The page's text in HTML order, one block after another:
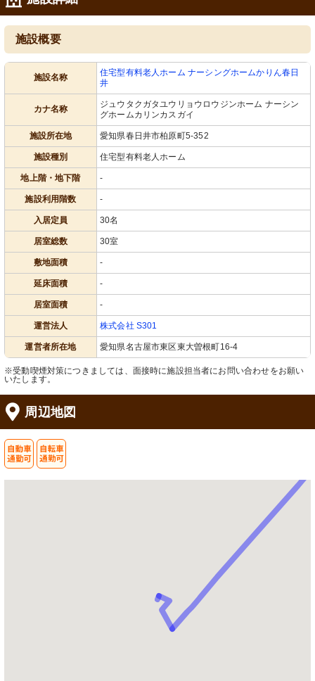
施設概要
施設名称
住宅型有料老人ホーム ナーシングホームかりん春日
井
カナ名称
ジュウタクガタユウリョウロウジンホーム ナーシン
グホームカリンカスガイ
施設所在地 愛知県春日井市柏原町5-352
施設種別 住宅型有料老人ホーム
地上階・地下階 -
施設利用階数 -
入居定員 30名
居室総数 30室
敷地面積 -
延床面積 -
居室面積 -
運営法人 株式会社 S301
運営者所在地 愛知県名古屋市東区東大曽根町16-4
※受動喫煙対策につきましては、面接時に施設担当者にお問い合わせをお願い
いたします。
周辺地図